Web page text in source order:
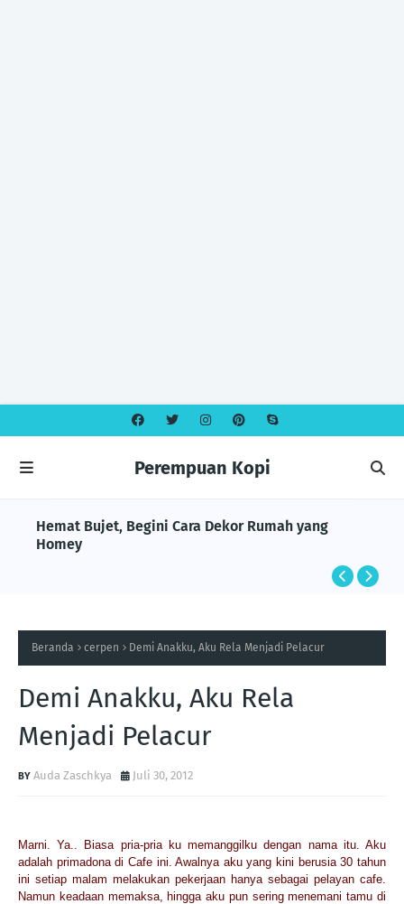
Perempuan Kopi
Hemat Bujet, Begini Cara Dekor Rumah yang
Homey
Beranda cerpen Demi Anakku, Aku Rela Menjadi Pelacur
Demi Anakku, Aku Rela
Menjadi Pelacur
Auda Zaschkya Juli 30, 2012
Marni. Ya.. Biasa pria-pria ku memanggilku dengan nama itu. Aku
adalah primadona di Cafe ini. Awalnya aku yang kini berusia 30 tahun
ini setiap malam melakukan pekerjaan hanya sebagai pelayan cafe.
Namun keadaan memaksa, hingga aku pun sering menemani tamu di